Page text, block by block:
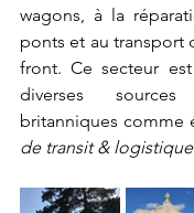
wagons, à la
ponts et au transport
front. Ce secteur
diverses
britanniques comme
de transit & logistique